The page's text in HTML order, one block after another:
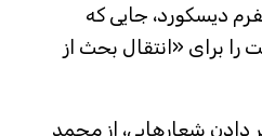
دیسکورد، جایی که
برای «انتقال بحث از
شعارهایی، از محمد